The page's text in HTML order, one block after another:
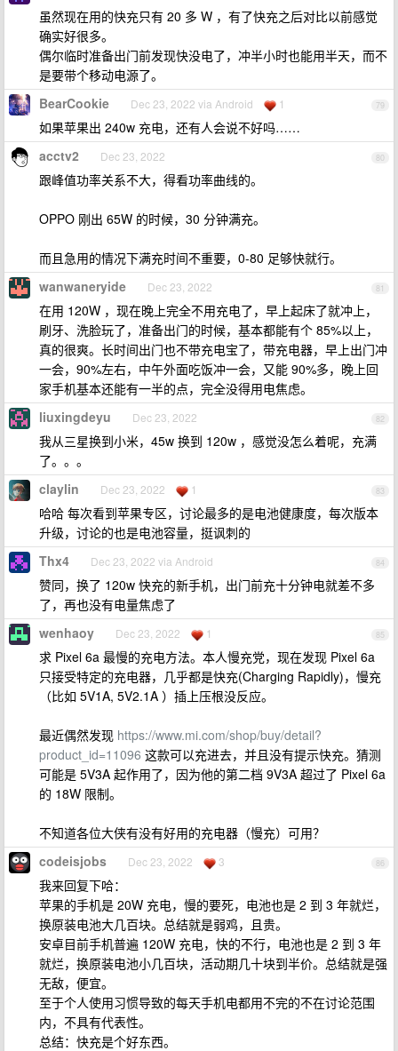
虽然现在用的快充只有 20 多 W ，有了快充之后对比以前感觉
确实好很多。
偶尔临时准备出门前发现快没电了，冲半小时也能用半天，而不
是要带个移动电源了。
79
BearCookie Dec 23, 2022 via Android 1
如果苹果出 240w 充电，还有人会说不好吗……
80
acctv2 Dec 23, 2022
跟峰值功率关系不大，得看功率曲线的。
OPPO 刚出 65W 的时候，30 分钟满充。
而且急用的情况下满充时间不重要，0-80 足够快就行。
81
wanwaneryide Dec 23, 2022
在用 120W ，现在晚上完全不用充电了，早上起床了就冲上，
刷牙、洗脸玩了，准备出门的时候，基本都能有个 85%以上，
真的很爽。长时间出门也不带充电宝了，带充电器，早上出门冲
一会，90%左右，中午外面吃饭冲一会，又能 90%多，晚上回
家手机基本还能有一半的点，完全没得用电焦虑。
82
liuxingdeyu Dec 23, 2022
我从三星换到小米，45w 换到 120w ，感觉没怎么着呢，充满
了。。。
83
claylin Dec 23, 2022 1
哈哈 每次看到苹果专区，讨论最多的是电池健康度，每次版本
升级，讨论的也是电池容量，挺讽刺的
84
Thx4 Dec 23, 2022 via Android
赞同，换了 120w 快充的新手机，出门前充十分钟电就差不多
了，再也没有电量焦虑了
85
wenhaoy Dec 23, 2022 1
求 Pixel 6a 最慢的充电方法。本人慢充党，现在发现 Pixel 6a
只接受特定的充电器，几乎都是快充(Charging Rapidly)，慢充
（比如 5V1A, 5V2.1A ）插上压根没反应。
最近偶然发现 https://www.mi.com/shop/buy/detail?
product_id=11096 这款可以充进去，并且没有提示快充。猜测
可能是 5V3A 起作用了，因为他的第二档 9V3A 超过了 Pixel 6a
的 18W 限制。
不知道各位大侠有没有好用的充电器（慢充）可用？
86
codeisjobs Dec 23, 2022 3
我来回复下哈：
苹果的手机是 20W 充电，慢的要死，电池也是 2 到 3 年就烂，
换原装电池大几百块。总结就是弱鸡，且贵。
安卓目前手机普遍 120W 充电，快的不行，电池也是 2 到 3 年
就烂，换原装电池小几百块，活动期几十块到半价。总结就是强
无敌，便宜。
至于个人使用习惯导致的每天手机电都用不完的不在讨论范围
内，不具有代表性。
总结：快充是个好东西。